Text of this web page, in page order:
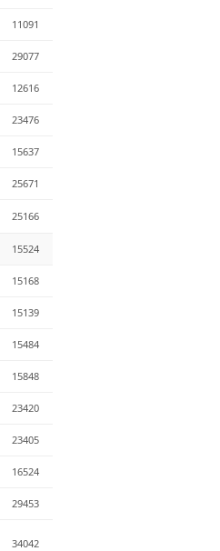
11091
29077
12616
23476
15637
25671
25166
15524
15168
15139
15484
15848
23420
23405
16524
29453
34042